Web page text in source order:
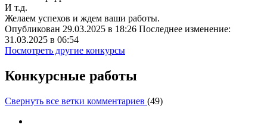
И т.д.
Желаем успехов и ждем ваши работы.
Опубликован 29.03.2025 в 18:26 Последнее изменение:
31.03.2025 в 06:54
Посмотреть другие конкурсы
Конкурсные работы
Свернуть все ветки комментариев (49)